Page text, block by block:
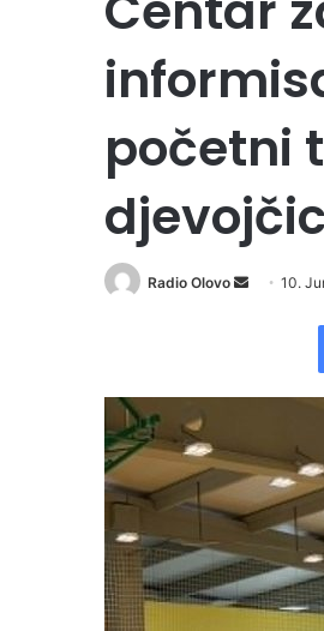
početni
Radio Olovo
a
e
a
l
10.